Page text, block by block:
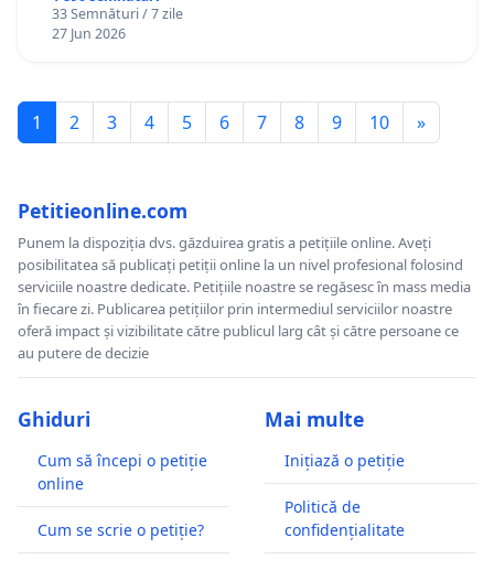
33 Semnături / 7 zile
27 Jun 2026
1 2 3 4 5 6 7 8 9 10 »
Petitieonline.com
Punem la dispoziția dvs. găzduirea gratis a petițiile online. Aveți
posibilitatea să publicați petiții online la un nivel profesional folosind
serviciile noastre dedicate. Petițiile noastre se regăsesc în mass media
în fiecare zi. Publicarea petițiilor prin intermediul serviciilor noastre
oferă impact și vizibilitate către publicul larg cât și către persoane ce
au putere de decizie
Ghiduri
Cum să începi o petiție
online
Cum se scrie o petiție?
Mai multe
Inițiază o petiție
Politică de
confidențialitate